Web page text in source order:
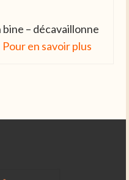
– décavaillonne
Pour en savoir plus